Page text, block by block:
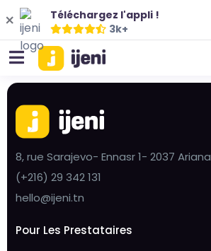
Téléchargez l'appli !
3k+
8, rue Sarajevo- Ennasr 1- 2037 Ariana
(+216) 29 342 131
hello@ijeni.tn
Pour Les Prestataires